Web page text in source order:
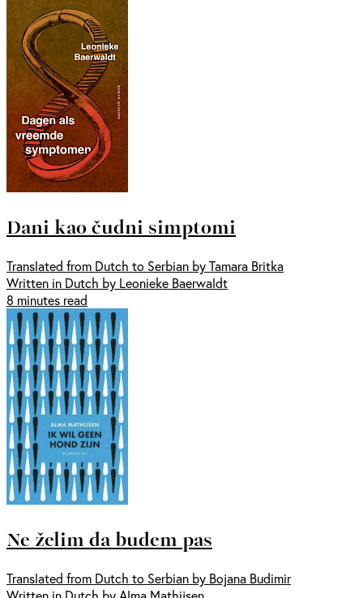
Dani kao čudni simptomi
Translated from Dutch to Serbian by Tamara Britka
Written in Dutch by Leonieke Baerwaldt
8 minutes read
Ne želim da budem pas
Translated from Dutch to Serbian by Bojana Budimir